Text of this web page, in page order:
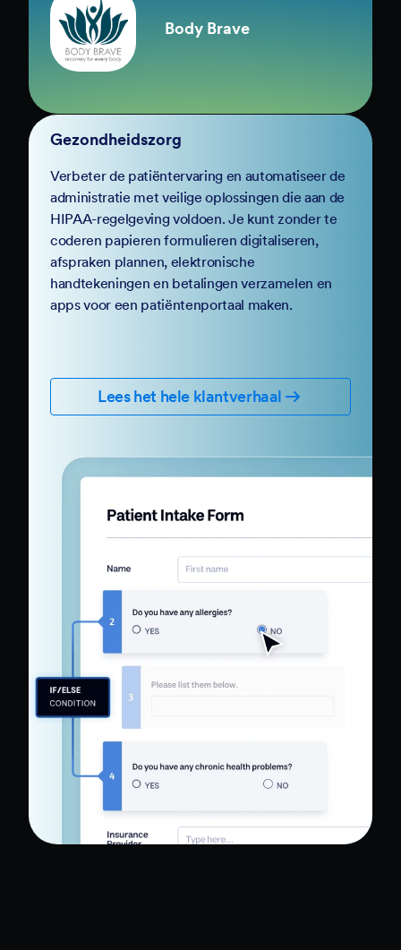
Body Brave
Gezondheidszorg
Verbeter de patiëntervaring en automatiseer de
administratie met veilige oplossingen die aan de
HIPAA-regelgeving voldoen. Je kunt zonder te
coderen papieren formulieren digitaliseren,
afspraken plannen, elektronische
handtekeningen en betalingen verzamelen en
apps voor een patiëntenportaal maken.
Lees het hele klantverhaal